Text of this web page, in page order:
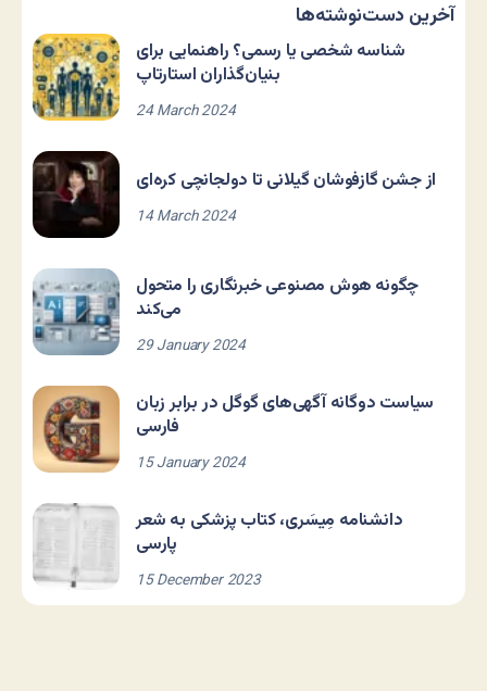
آخرین دست‌نوشته‌ها
شناسه شخصی یا رسمی؟ راهنمایی برای
بنیان‌گذاران استارتاپ
24 March 2024
از جشن گازفوشان گیلانی تا دولجانچی کره‌ای
14 March 2024
چگونه هوش مصنوعی خبرنگاری را متحول
می‌کند
29 January 2024
سیاست دوگانه آگهی‌های گوگل در برابر زبان
فارسی
15 January 2024
دانشنامه مِیسَری، کتاب پزشکی به شعر
پارسی
15 December 2023